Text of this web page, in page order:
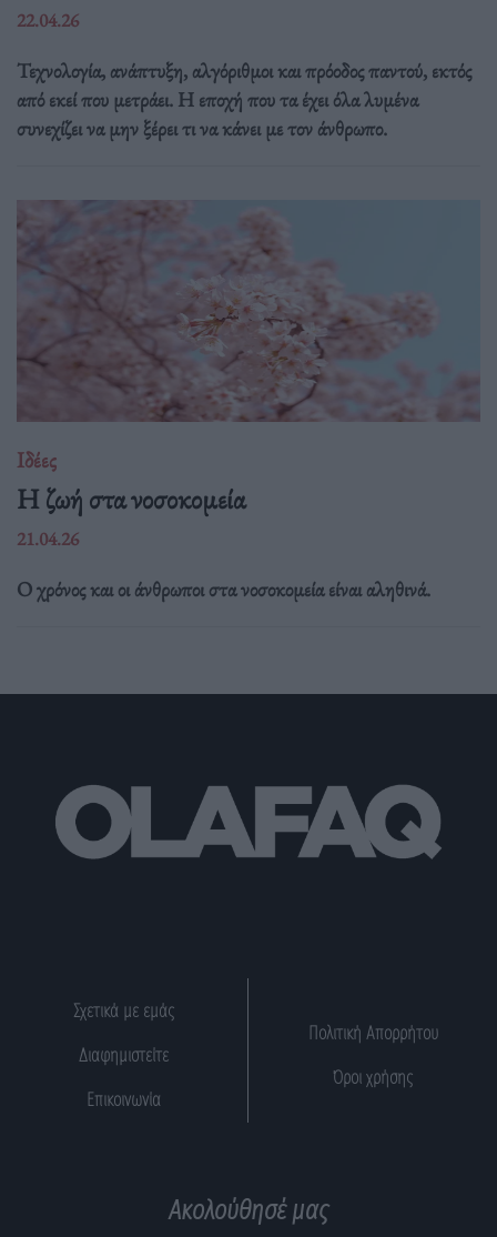
22.04.26
Τεχνολογία, ανάπτυξη, αλγόριθμοι και πρόοδος παντού, εκτός
από εκεί που μετράει. Η εποχή που τα έχει όλα λυμένα
συνεχίζει να μην ξέρει τι να κάνει με τον άνθρωπο.
Ιδέες
Η ζωή στα νοσοκομεία
21.04.26
Ο χρόνος και οι άνθρωποι στα νοσοκομεία είναι αληθινά.
Σχετικά με εμάς
Διαφημιστείτε
Επικοινωνία
Πολιτική Απορρήτου
Όροι χρήσης
Ακολούθησέ μας